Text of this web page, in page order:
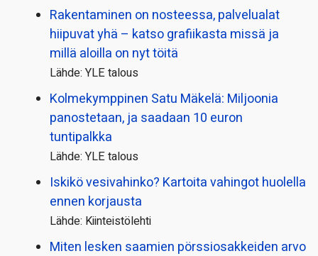
Rakentaminen on nosteessa, palvelualat
hiipuvat yhä – katso grafiikasta missä ja
millä aloilla on nyt töitä
Lähde: YLE talous
Kolmekymppinen Satu Mäkelä: Miljoonia
panostetaan, ja saadaan 10 euron
tuntipalkka
Lähde: YLE talous
Iskikö vesivahinko? Kartoita vahingot huolella
ennen korjausta
Lähde: Kiinteistölehti
Miten lesken saamien pörssi­osakkeiden arvo